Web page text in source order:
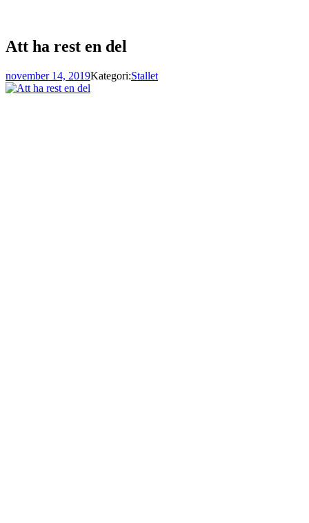
Att ha rest en del
november 14, 2019Kategori:Stallet